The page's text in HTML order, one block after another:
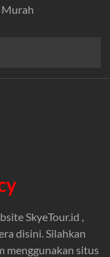
Murah
SkyeTour.id ,
disini. Silahkan
menggunakan situs